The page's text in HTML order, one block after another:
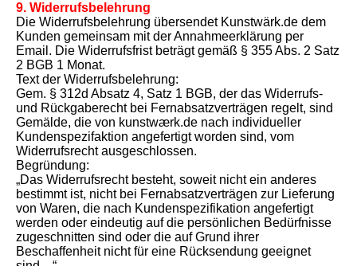
9. Widerrufsbelehrung
Die Widerrufsbelehrung übersendet Kunstwärk.de dem
Kunden gemeinsam mit der Annahmeerklärung per
Email. Die Widerrufsfrist beträgt gemäß § 355 Abs. 2 Satz
2 BGB 1 Monat.
Text der Widerrufsbelehrung:
Gem. § 312d Absatz 4, Satz 1 BGB, der das Widerrufs-
und Rückgaberecht bei Fernabsatzverträgen regelt, sind
Gemälde, die von kunstwærk.de nach individueller
Kundenspezifaktion angefertigt worden sind, vom
Widerrufsrecht ausgeschlossen.
Begründung:
„Das Widerrufsrecht besteht, soweit nicht ein anderes
bestimmt ist, nicht bei Fernabsatzverträgen zur Lieferung
von Waren, die nach Kundenspezifikation angefertigt
werden oder eindeutig auf die persönlichen Bedürfnisse
zugeschnitten sind oder die auf Grund ihrer
Beschaffenheit nicht für eine Rücksendung geeignet